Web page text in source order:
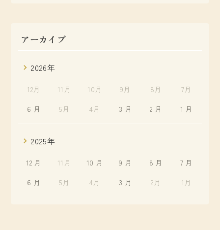
アーカイブ
2026年
12月 11月 10月 9月 8月
7月
6 月
5月 4月 3 月 2 月 1 月
2025年
12 月 11月 10 月 9 月 8 月
7 月
6 月
5月 4月 3 月 2月 1月